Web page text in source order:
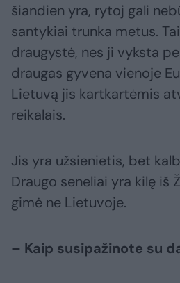
šiandien yra, rytoj gali
santykiai trunka metus.
draugystė, nes ji vyksta
draugas gyvena vienoje
Lietuvą jis kartkartėmis
reikalais.
Jis yra užsienietis, bet
Draugo seneliai yra kilę iš
gimė ne Lietuvoje.
– Kaip susipažinote su